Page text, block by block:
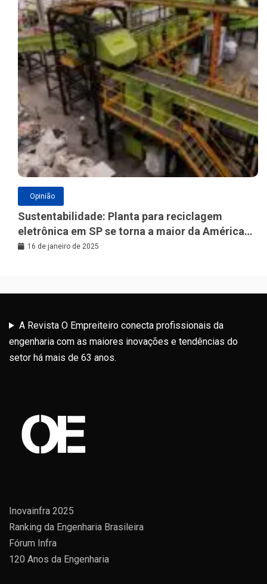
Opinião
Sustentabilidade: Planta para reciclagem
eletrônica em SP se torna a maior da América
Latina
16 de janeiro de 2025
A Revista O Empreiteiro conecta profissionais da
engenharia com as maiores inovações e tendências do
setor há mais de 63 anos.
Inovainfra 2025
Ranking da Engenharia Brasileira
Fórum Infra
120 Anos da Engenharia